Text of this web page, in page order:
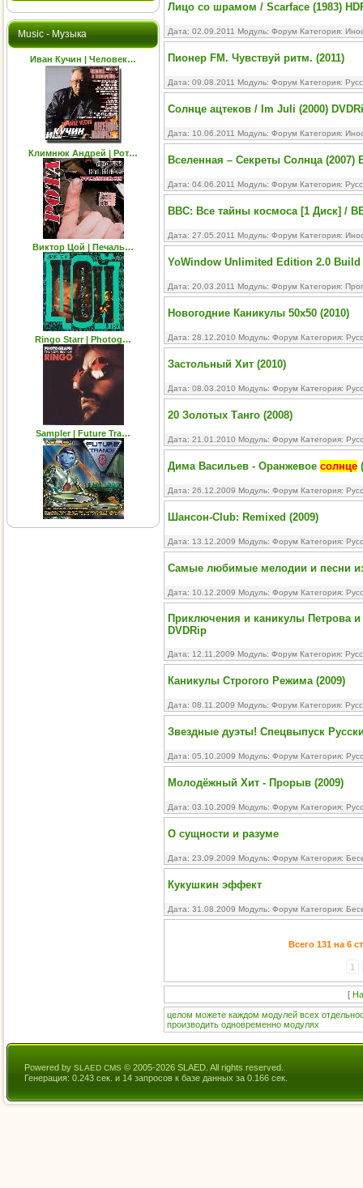
Music - Музыка
Иван Кучин | Человек…
Климнюк Андрей | Рот…
Виктор Цой | Печаль…
Ringo Starr | Photog…
Sampler | Future Tra…
Лицо со шрамом / Scarface (1983)
Дата: 02.09.2011 Модуль: Форум Категория:
Пионер FM. Чувствуй ритм. (2011)
Дата: 09.08.2011 Модуль: Форум Категория:
Солнце ацтеков / Im Juli (2000)
Дата: 10.06.2011 Модуль: Форум Категория:
Вселенная – Секреты Солнца (2007)
Дата: 04.06.2011 Модуль: Форум Категория:
BBC: Все тайны космоса [1 Диск] /
Дата: 27.05.2011 Модуль: Форум Категория:
YoWindow Unlimited Edition 2.0 Build
Дата: 20.03.2011 Модуль: Форум Категория:
Новогодние Каникулы 50x50 (2010)
Дата: 28.12.2010 Модуль: Форум Категория:
Застольный Хит (2010)
Дата: 08.03.2010 Модуль: Форум Категория:
20 Золотых Танго (2008)
Дата: 21.01.2010 Модуль: Форум Категория:
Дима Васильев - Оранжевое солнце
Дата: 26.12.2009 Модуль: Форум Категория:
Шансон-Club: Remixed (2009)
Дата: 13.12.2009 Модуль: Форум Категория:
Самые любимые мелодии и песни
Дата: 10.12.2009 Модуль: Форум Категория:
Приключения и каникулы Петрова
DVDRip
Дата: 12.11.2009 Модуль: Форум Категория:
Каникулы Строгого Режима (2009)
Дата: 08.11.2009 Модуль: Форум Категория:
Звездные дуэты! Спецвыпуск
Дата: 05.10.2009 Модуль: Форум Категория:
Молодёжный Хит - Прорыв (2009)
Дата: 03.10.2009 Модуль: Форум Категория:
О сущности и разуме
Дата: 23.09.2009 Модуль: Форум Категория:
Кукушкин эффект
Дата: 31.08.2009 Модуль: Форум Категория:
Всего 131 на 6
1
[
целом можете каждом модулей всех
производить одновременно модулях
Powered by SLAED CMS © 2005-2026 SLAED. All rights reserved.
Генерация: 0.243 сек. и 14 запросов к базе данных за 0.166 сек.